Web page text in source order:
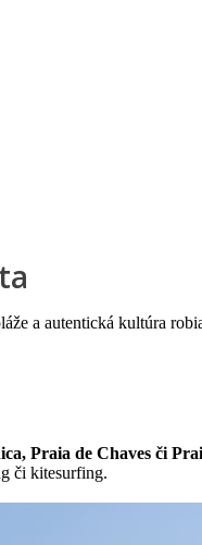
a autentická kultúra
Praia de Chaves či
či kitesurfing.